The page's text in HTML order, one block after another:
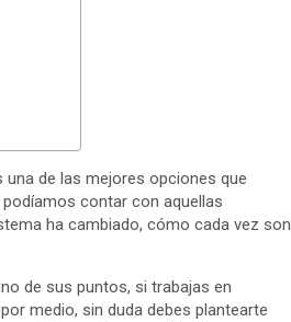
una de las mejores opciones que
contar con aquellas
ha cambiado, cómo cada vez son
de sus puntos, si trabajas en
medio, sin duda debes plantearte